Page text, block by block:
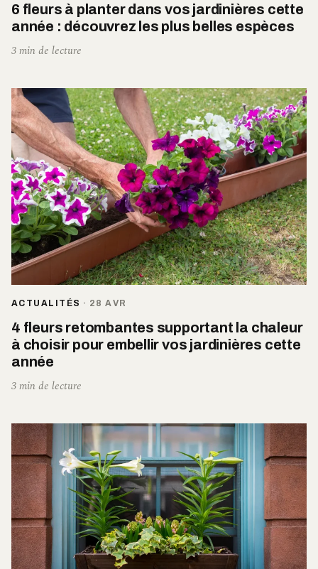
6 fleurs à planter dans vos jardinières cette
année : découvrez les plus belles espèces
3 min de lecture
ACTUALITÉS · 28 AVR
4 fleurs retombantes supportant la chaleur
à choisir pour embellir vos jardinières cette
année
3 min de lecture